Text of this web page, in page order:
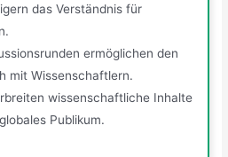
das Verständnis für
ermöglichen den
mit Wissenschaftlern.
wissenschaftliche Inhalte
Publikum.